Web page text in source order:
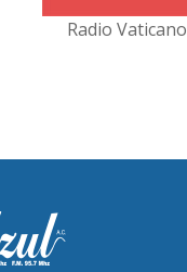
Radio Vaticano